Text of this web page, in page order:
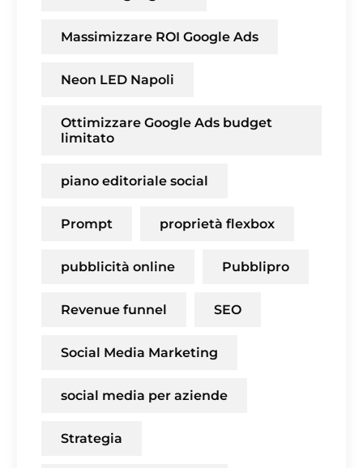
Massimizzare ROI Google Ads
Neon LED Napoli
Ottimizzare Google Ads budget
limitato
piano editoriale social
Prompt proprietà flexbox
pubblicità online Pubblipro
Revenue funnel SEO
Social Media Marketing
social media per aziende
Strategia